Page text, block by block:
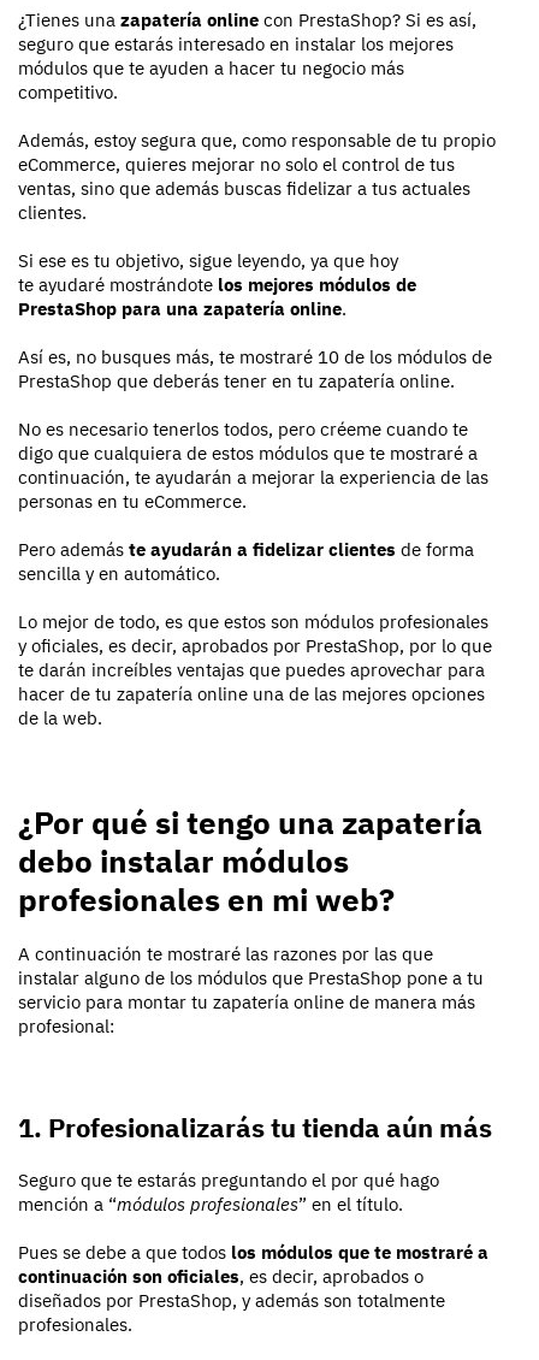
¿Tienes una zapatería online con PrestaShop? Si es así,
seguro que estarás interesado en instalar los mejores
módulos que te ayuden a hacer tu negocio más
competitivo.
Además, estoy segura que, como responsable de tu propio
eCommerce, quieres mejorar no solo el control de tus
ventas, sino que además buscas fidelizar a tus actuales
clientes.
Si ese es tu objetivo, sigue leyendo, ya que hoy
te ayudaré mostrándote los mejores módulos de
PrestaShop para una zapatería online.
Así es, no busques más, te mostraré 10 de los módulos de
PrestaShop que deberás tener en tu zapatería online.
No es necesario tenerlos todos, pero créeme cuando te
digo que cualquiera de estos módulos que te mostraré a
continuación, te ayudarán a mejorar la experiencia de las
personas en tu eCommerce.
Pero además te ayudarán a fidelizar clientes de forma
sencilla y en automático.
Lo mejor de todo, es que estos son módulos profesionales
y oficiales, es decir, aprobados por PrestaShop, por lo que
te darán increíbles ventajas que puedes aprovechar para
hacer de tu zapatería online una de las mejores opciones
de la web.
¿Por qué si tengo una zapatería
debo instalar módulos
profesionales en mi web?
A continuación te mostraré las razones por las que
instalar alguno de los módulos que PrestaShop pone a tu
servicio para montar tu zapatería online de manera más
profesional:
1. Profesionalizarás tu tienda aún más
Seguro que te estarás preguntando el por qué hago
mención a “módulos profesionales” en el título.
Pues se debe a que todos los módulos que te mostraré a
continuación son oficiales, es decir, aprobados o
diseñados por PrestaShop, y además son totalmente
profesionales.